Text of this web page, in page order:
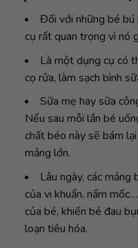
Đối với những bé bú
cụ rất quan trọng vì nó
Là một dụng cụ có
cọ rửa, làm sạch bình
Sữa mẹ hay sữa
Nếu sau mỗi lần bé
chất béo này sẽ bám
mảng lớn.
Lâu ngày, các
của vi khuẩn, nấm
của bé, khiến bé đau
loạn tiêu hóa.